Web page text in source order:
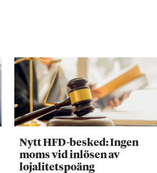
Nytt HFD-besked: Ingen
moms vid inlösen av
lojalitetspoäng